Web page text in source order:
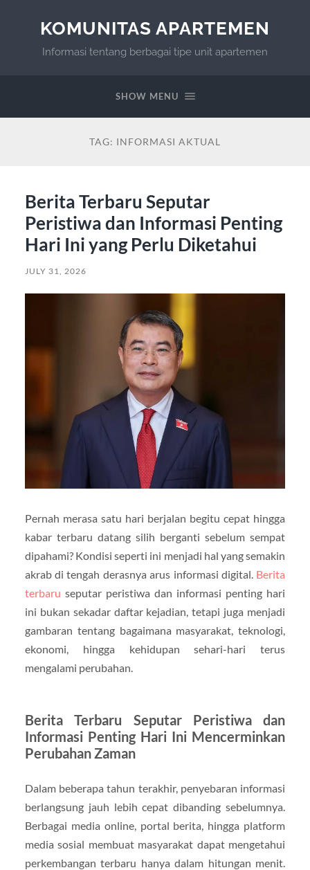
KOMUNITAS APARTEMEN
Informasi tentang berbagai tipe unit apartemen
SHOW MENU
TAG: INFORMASI AKTUAL
Berita Terbaru Seputar
Peristiwa dan Informasi Penting
Hari Ini yang Perlu Diketahui
JULY 31, 2026
Pernah merasa satu hari berjalan begitu cepat hingga
kabar terbaru datang silih berganti sebelum sempat
dipahami? Kondisi seperti ini menjadi hal yang semakin
akrab di tengah derasnya arus informasi digital. Berita
terbaru seputar peristiwa dan informasi penting hari
ini bukan sekadar daftar kejadian, tetapi juga menjadi
gambaran tentang bagaimana masyarakat, teknologi,
ekonomi, hingga kehidupan sehari-hari terus
mengalami perubahan.
Berita Terbaru Seputar Peristiwa dan
Informasi Penting Hari Ini Mencerminkan
Perubahan Zaman
Dalam beberapa tahun terakhir, penyebaran informasi
berlangsung jauh lebih cepat dibanding sebelumnya.
Berbagai media online, portal berita, hingga platform
media sosial membuat masyarakat dapat mengetahui
perkembangan terbaru hanya dalam hitungan menit.